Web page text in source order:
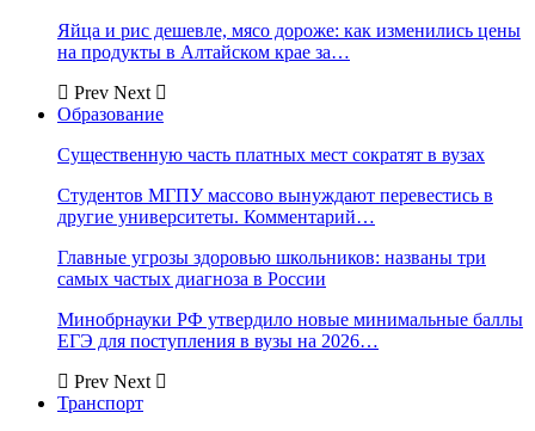
Яйца и рис дешевле, мясо дороже: как изменились цены
на продукты в Алтайском крае за…
Prev Next
Образование
Существенную часть платных мест сократят в вузах
Студентов МГПУ массово вынуждают перевестись в
другие университеты. Комментарий…
Главные угрозы здоровью школьников: названы три
самых частых диагноза в России
Минобрнауки РФ утвердило новые минимальные баллы
ЕГЭ для поступления в вузы на 2026…
Prev Next
Транспорт